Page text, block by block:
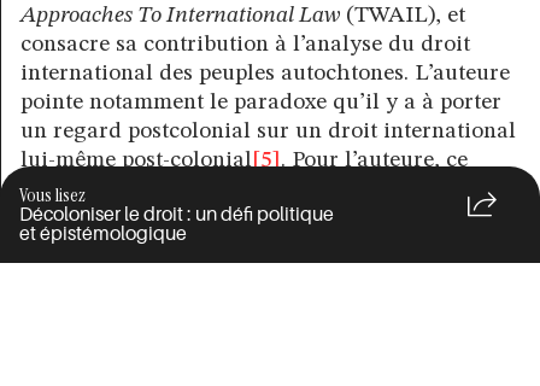
Vous lisez
Décoloniser le droit : un défi politique
et épistémologique
Approaches To International Law (TWAIL), et
consacre sa contribution à l’analyse du droit
international des peuples autochtones. L’auteure
pointe notamment le paradoxe qu’il y a à porter
un regard postcolonial sur un droit international
lui-même post-colonial[5] . Pour l’auteure, ce
droit, sous couvert d’un discours de
l’émancipation, de l’égalité et de l’universalité,
reproduit en réalité des logiques et des rapports